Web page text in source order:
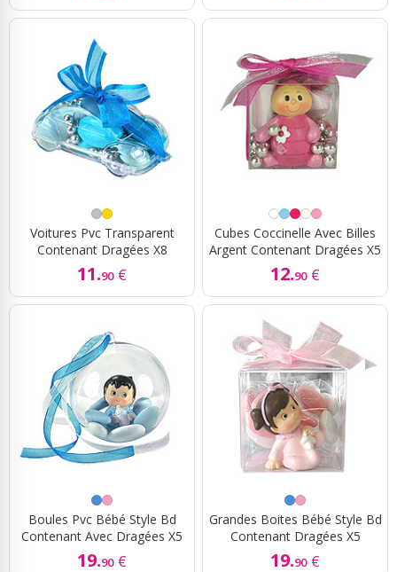
Voitures Pvc Transparent
Contenant Dragées X8
11.90 €
Cubes Coccinelle Avec Billes
Argent Contenant Dragées X5
12.90 €
Boules Pvc Bébé Style Bd
Contenant Avec Dragées X5
19.90 €
Grandes Boites Bébé Style Bd
Contenant Dragées X5
19.90 €